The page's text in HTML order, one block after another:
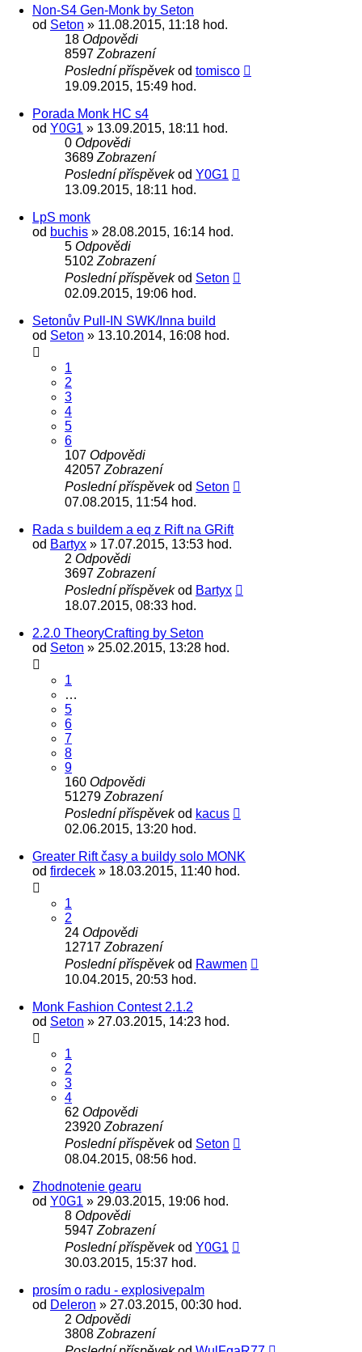
Non-S4 Gen-Monk by Seton
od Seton » 11.08.2015, 11:18 hod.
18 Odpovědi
8597 Zobrazení
Poslední příspěvekod tomisco
19.09.2015, 15:49 hod.
Porada Monk HC s4
od Y0G1 » 13.09.2015, 18:11 hod.
0 Odpovědi
3689 Zobrazení
Poslední příspěvekod Y0G1
13.09.2015, 18:11 hod.
LpS monk
od buchis » 28.08.2015, 16:14 hod.
5 Odpovědi
5102 Zobrazení
Poslední příspěvekod Seton
02.09.2015, 19:06 hod.
Setonův Pull-IN SWK/Inna build
od Seton » 13.10.2014, 16:08 hod.
1
2
3
4
5
6
107 Odpovědi
42057 Zobrazení
Poslední příspěvekod Seton
07.08.2015, 11:54 hod.
Rada s buildem a eq z Rift na GRift
od Bartyx » 17.07.2015, 13:53 hod.
2 Odpovědi
3697 Zobrazení
Poslední příspěvekod Bartyx
18.07.2015, 08:33 hod.
2.2.0 TheoryCrafting by Seton
od Seton » 25.02.2015, 13:28 hod.
1
…
5
6
7
8
9
160 Odpovědi
51279 Zobrazení
Poslední příspěvekod kacus
02.06.2015, 13:20 hod.
Greater Rift časy a buildy solo MONK
od firdecek » 18.03.2015, 11:40 hod.
1
2
24 Odpovědi
12717 Zobrazení
Poslední příspěvekod Rawmen
10.04.2015, 20:53 hod.
Monk Fashion Contest 2.1.2
od Seton » 27.03.2015, 14:23 hod.
1
2
3
4
62 Odpovědi
23920 Zobrazení
Poslední příspěvekod Seton
08.04.2015, 08:56 hod.
Zhodnotenie gearu
od Y0G1 » 29.03.2015, 19:06 hod.
8 Odpovědi
5947 Zobrazení
Poslední příspěvekod Y0G1
30.03.2015, 15:37 hod.
prosím o radu - explosivepalm
od Deleron » 27.03.2015, 00:30 hod.
2 Odpovědi
3808 Zobrazení